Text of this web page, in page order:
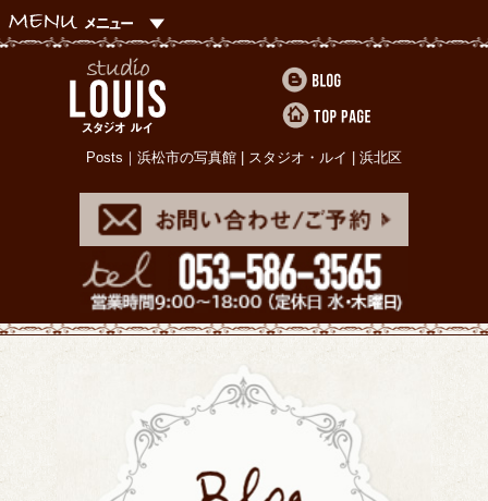
Posts｜浜松市の写真館 | スタジオ・ルイ | 浜北区